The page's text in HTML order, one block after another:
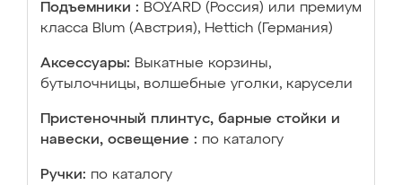
Подъемники : BOYARD (Россия) или премиум
класса Blum (Австрия), Hettich (Германия)
Аксессуары: Выкатные корзины,
бутылочницы, волшебные уголки, карусели
Пристеночный плинтус, барные стойки и
навески, освещение : по каталогу
Ручки: по каталогу